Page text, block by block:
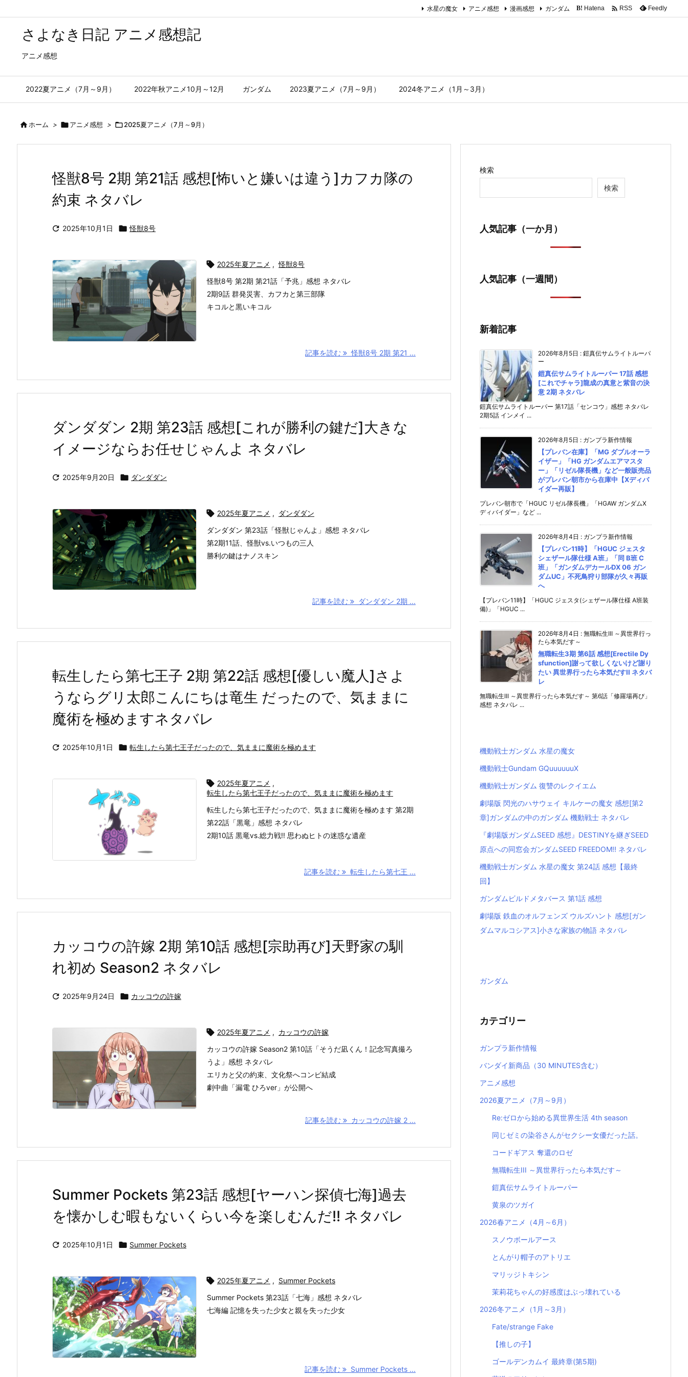
さよなき日記 アニメ感想記
アニメ感想
2022夏アニメ（7月～9月） 2022年秋アニメ10月～12月 ガンダム 2023夏アニメ（7月～9月） 2024冬アニメ（1月～3月）
水星の魔女 アニメ感想 漫画感想 ガンダム B! Hatena  RSS Feedly
ホーム > アニメ感想 > 2025夏アニメ（7月～9月）
怪獣8号 2期 第21話 感想[怖いと嫌いは違う]カフカ隊の
約束 ネタバレ
 2025年10月1日  怪獣8号
 2025年夏アニメ , 怪獣8号
怪獣8号 第2期 第21話「予兆」感想 ネタバレ
2期9話 群発災害、カフカと第三部隊
キコルと黒いキコル
記事を読む 怪獣8号 2期 第21 ...
ダンダダン 2期 第23話 感想[これが勝利の鍵だ]大きな
イメージならお任せじゃんよ ネタバレ
 2025年9月20日  ダンダダン
 2025年夏アニメ ,
ダンダダン
ダンダダン 第23話「怪獣じゃんよ」感想 ネタバレ
第2期11話、怪獣vs.いつもの三人
勝利の鍵はナノスキン
記事を読む ダンダダン 2期 ...
転生したら第七王子 2期 第22話 感想[優しい魔人]さよ
うならグリ太郎こんにちは竜生 だったので、気ままに
魔術を極めますネタバレ
 2025年10月1日  転生したら第七王子だったので、気ままに魔術を極めます
 2025年夏アニメ ,
転生したら第七王子だったので、気ままに魔術を極めます
転生したら第七王子だったので、気ままに魔術を極めます 第2期
第22話「黒竜」感想 ネタバレ
2期10話 黒竜vs.総力戦!! 思わぬヒトの迷惑な遺産
記事を読む 転生したら第七王 ...
カッコウの許嫁 2期 第10話 感想[宗助再び]天野家の馴
れ初め Season2 ネタバレ
 2025年9月24日  カッコウの許嫁
 2025年夏アニメ , カッコウの許嫁
カッコウの許嫁 Season2 第10話「そうだ凪くん！記念写真撮ろ
うよ」感想 ネタバレ
エリカと父の約束、文化祭へコンビ結成
劇中曲「漏電 ひろver」が公開へ
記事を読む カッコウの許嫁 2 ...
Summer Pockets 第23話 感想[ヤーハン探偵七海]過去
を懐かしむ暇もないくらい今を楽しむんだ!! ネタバレ
 2025年10月1日  Summer Pockets
 2025年夏アニメ , Summer Pockets
Summer Pockets 第23話「七海」感想 ネタバレ
七海編 記憶を失った少女と親を失った少女
記事を読む Summer Pockets ...
検索
検索
人気記事（一か月）
人気記事（一週間）
新着記事
2026年8月5日 : 鎧真伝サムライトルーパ
ー
鎧真伝サムライトルーパー 17話 感想
[これでチャラ]龍成の真意と紫音の決
意 2期 ネタバレ
鎧真伝サムライトルーパー 第17話「センコウ」感想 ネタバレ
2期5話 インメイ ...
2026年8月5日 : ガンプラ新作情報
【プレバン在庫】「MG ダブルオーラ
イザー」「HG ガンダムエアマスタ
ー」「リゼル隊長機」など一般販売品
がプレバン朝市から在庫中【Xディバ
イダー再販】
プレバン朝市で「HGUC リゼル隊長機」「HGAW ガンダムX
ディバイダー」など ...
2026年8月4日 : ガンプラ新作情報
【プレバン11時】「HGUC ジェスタ
シェザール隊仕様 A班」「同 B班 C
班」「ガンダムデカールDX 06 ガン
ダムUC」不死鳥狩り部隊が久々再販
へ
【プレバン11時】「HGUC ジェスタ(シェザール隊仕様 A班装
備)」「HGUC ...
2026年8月4日 : 無職転生III ～異世界行っ
たら本気だす～
無職転生3期 第6話 感想[Erectile Dy
sfunction]謝って欲しくないけど謝り
たい 異世界行ったら本気だすII ネタバ
レ
無職転生III ～異世界行ったら本気だす～ 第6話「修羅場再び」
感想 ネタバレ ...
機動戦士ガンダム 水星の魔女
機動戦士Gundam GQuuuuuuX
機動戦士ガンダム 復讐のレクイエム
劇場版 閃光のハサウェイ キルケーの魔女 感想[第2
章]ガンダムの中のガンダム 機動戦士 ネタバレ
『劇場版ガンダムSEED 感想』DESTINYを継ぎSEED
原点への同窓会ガンダムSEED FREEDOM!! ネタバレ
機動戦士ガンダム 水星の魔女 第24話 感想【最終
回】
ガンダムビルドメタバース 第1話 感想
劇場版 鉄血のオルフェンズ ウルズハント 感想[ガン
ダムマルコシアス]小さな家族の物語 ネタバレ
ガンダム
カテゴリー
ガンプラ新作情報
バンダイ新商品（30 MINUTES含む）
アニメ感想
2026夏アニメ（7月～9月）
Re:ゼロから始める異世界生活 4th season
同じゼミの染谷さんがセクシー女優だった話。
コードギアス 奪還のロゼ
無職転生III ～異世界行ったら本気だす～
鎧真伝サムライトルーパー
黄泉のツガイ
2026春アニメ（4月～6月）
スノウボールアース
とんがり帽子のアトリエ
マリッジトキシン
茉莉花ちゃんの好感度はぶっ壊れている
2026冬アニメ（1月～3月）
Fate/strange Fake
【推しの子】
ゴールデンカムイ 最終章(第5期)